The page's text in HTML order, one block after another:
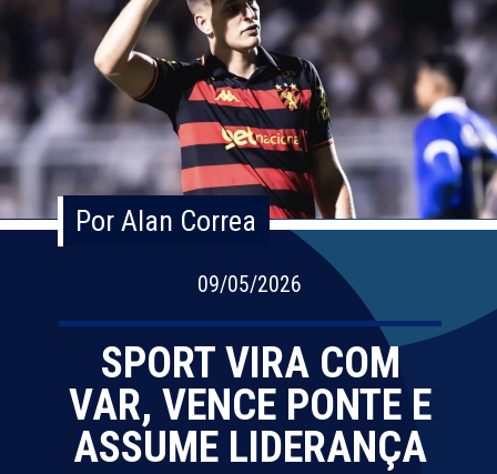
09/05/2026
Por Alan Correa
Por Alan Correa
SPORT VIRA COM
VAR, VENCE PONTE E
ASSUME LIDERANÇA